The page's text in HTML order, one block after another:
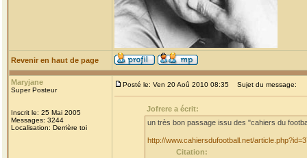
Revenir en haut de page
Maryjane
Super Posteur
Inscrit le: 25 Mai 2005
Messages: 3244
Localisation: Derrière toi
Posté le: Ven 20 Aoû 2010 08:35 Sujet du message:
Jofrere a écrit:
un très bon passage issu des "cahiers du
http://www.cahiersdufootball.net/
Citation: